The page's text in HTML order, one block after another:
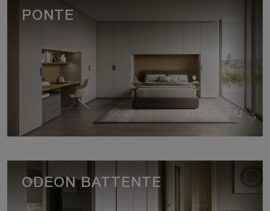
VEDI DI PIÙ
PONTE
ODEON BATTENTE